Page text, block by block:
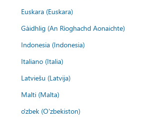
Euskara (Euskara)
Gàidhlig (An Rìoghachd Aonaichte)
Indonesia (Indonesia)
Italiano (Italia)
Latviešu (Latvija)
Malti (Malta)
o'zbek (O'zbekiston)